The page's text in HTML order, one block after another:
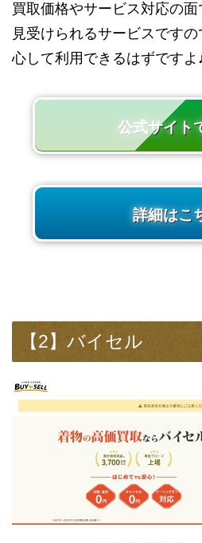
買取価格やサービス対応の
見受けられるサービスです
心して利用できるはずですよ
公式サイト
詳細はこ
【2】バイセル